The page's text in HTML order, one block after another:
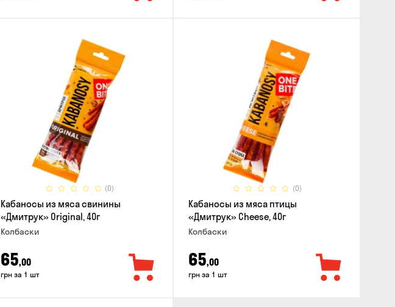
(0)
Кабаносы из мяса свинины
«Дмитрук» Original, 40г
Колбаски
65,00
грн за 1 шт
(0)
Кабаносы из мяса птицы
«Дмитрук» Cheese, 40г
Колбаски
65,00
грн за 1 шт